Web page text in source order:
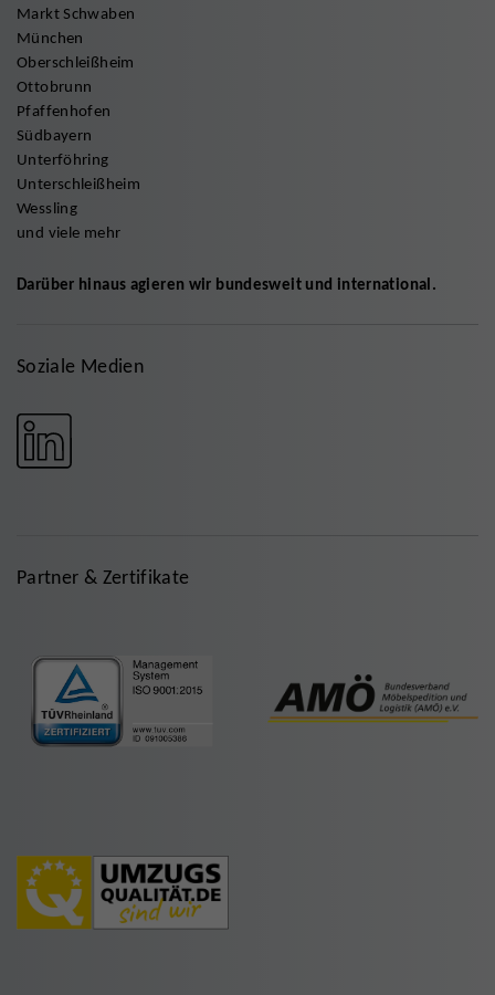
Markt Schwaben
München
Oberschleißheim
Ottobrunn
Pfaffenhofen
Südbayern
Unterföhring
Unterschleißheim
Wessling
und viele mehr
Darüber hinaus agieren wir bundesweit und international.
Soziale Medien
Partner & Zertifikate